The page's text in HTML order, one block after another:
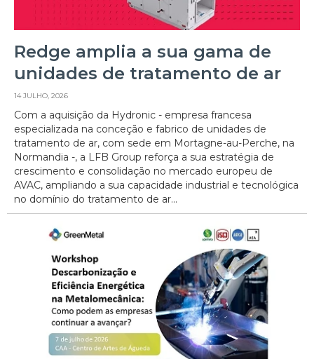
Redge amplia a sua gama de
unidades de tratamento de ar
14 JULHO, 2026
Com a aquisição da Hydronic - empresa francesa
especializada na conceção e fabrico de unidades de
tratamento de ar, com sede em Mortagne-au-Perche, na
Normandia -, a LFB Group reforça a sua estratégia de
crescimento e consolidação no mercado europeu de
AVAC, ampliando a sua capacidade industrial e tecnológica
no domínio do tratamento de ar...